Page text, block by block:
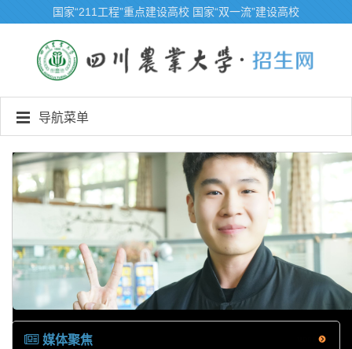
国家“211工程”重点建设高校 国家“双一流”建设高校
导航菜单
媒体聚焦